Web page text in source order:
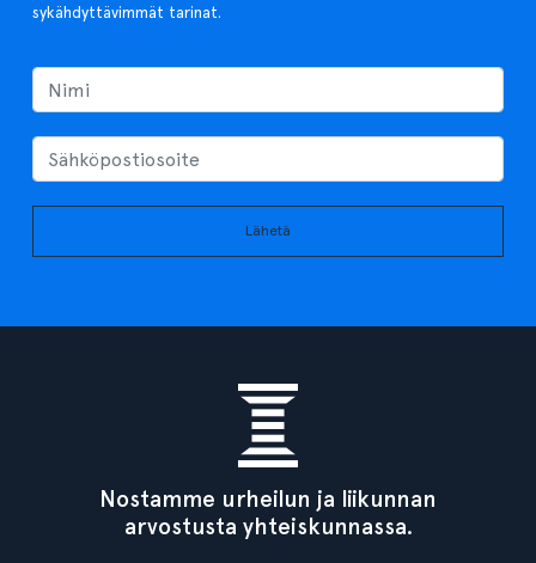
sykähdyttävimmät tarinat.
Lähetä
Nostamme urheilun ja liikunnan
arvostusta yhteiskunnassa.